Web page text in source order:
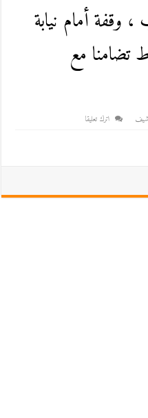
أمام نيابة
تضامنا مع
اترك تعليقا